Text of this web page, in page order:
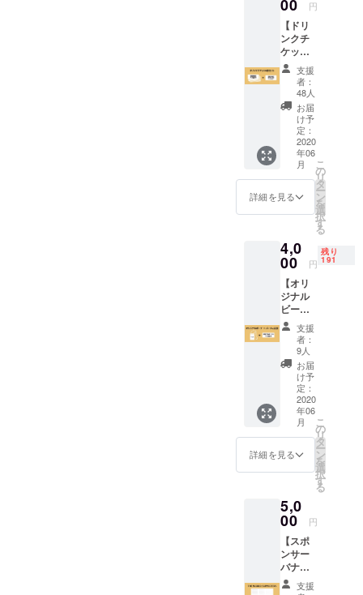
すと大
変嬉し
いで
す。 ※
営業再
開目処
がたち
次第、
リター
ンの履
行を進
めてま
いりま
す。 ＊
再開の
折に
は、
い乾杯
して・
いっぱ
い笑っ
て・
いっぱ
い踊っ
て頂き
たい！
ます。
イズは
/140/16
0の展開
となり
ます。
支援時
にご希
望のサ
イズを
お選び
くださ
い。
※2020
年6月15
日より
随時発
て頂き
ます。
ントし
た限定T
シャツ
まさに
今な言
葉なの
で、夏
にガン
ガン着
てもら
いたい
です！
※Tシャ
ツのサ
イズ、
い。 サ
イズは
/140/16
0の展開
となり
ます。
支援時
にご希
望のサ
イズを
お選び
くださ
い。
※2020
年6月15
日より
随時発
て頂き
ます。
LD オリ
ジナルT
シャ
ツ】
TYPE D
KIDS
オープ
ン当初
からの
スロー
ガン、
モッ
トーと
して掲
げてき
LOVE”
をプリ
ントし
た限定T
シャツ
まさに
今な言
葉なの
で、夏
にガン
ガン着
てもら
いたい
です！
※Tシャ
ツのサ
イズ、
い。 サ
イズは
/140/16
0の展開
となり
ます。
00 円
【ドリ
ンクチ
ケット6
枚セッ
ト】
WORLD
で使用
して頂
けるド
リンク
チケッ
ト(1枚
700
円)×6枚
セット
(1枚分
リター
ンとさ
せて頂
きま
す。 *チ
ケット
のお受
け取り
は、店
頭での
受け取
りにて
お願い
しま
す。 *店
舗での
受け取
から3ヶ
月間を
受け取
り受付
期間と
させて
いただ
支援
者：
48人
お届
け予
定：
2020
年06
月
詳細を見る
こ
の
リ
タ
ー
ン
を
選
択
す
る
4,0
00 円
残り
191
【オリ
ジナル
ビーチ
ポーチ2
種セッ
ト＆チ
ケット1
枚】 今
後のイ
ベント1
回の入
場が可
能なチ
ケット
とオリ
ジナル
種をリ
ターン
とさせ
て頂き
ます。 *
有効期
限：チ
支援
者：
9人
お届
け予
定：
2020
年06
月
詳細を見る
こ
の
リ
タ
ー
ン
を
選
択
す
る
5,0
00 円
【スポ
ンサー
バナー
支援】
支援